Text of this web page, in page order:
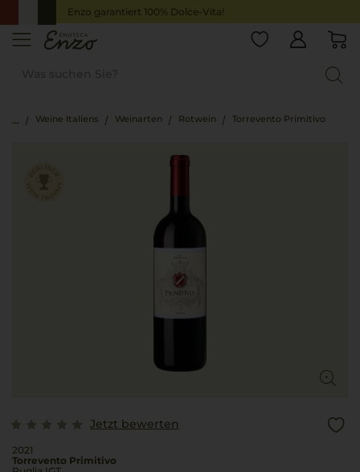
Enzo garantiert 100% Dolce-Vita!
Weine Italiens Weinarten Rotwein Torrevento Primitivo
Jetzt bewerten
2021
Torrevento Primitivo